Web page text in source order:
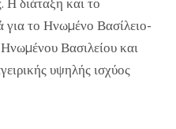
Η διάταξη και το
για το Ηνωμένο Βασίλειο-
Βασιλείου και
υψηλής ισχύος